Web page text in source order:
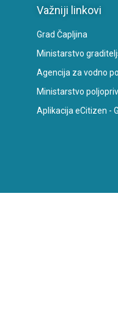
Važniji linkovi
Grad Čapljina
Ministarstvo
Agencija za vodno
Ministarstvo
Aplikacija eCitizen -